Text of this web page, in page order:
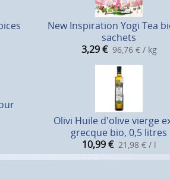
New Inspiration Yogi Tea
sachets
3,29 € 96,76 € / kg
Olivi Huile d'olive vierge
grecque bio, 0,5 litres
10,99 € 21,98 € / l